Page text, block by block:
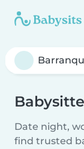
Date night,
find trusted